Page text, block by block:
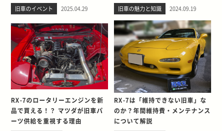
旧車のイベント 2025.04.29 旧車の魅力と知識 2024.09.19
RX-7のロータリーエンジンを新
品で買える！？ マツダが旧車パ
ーツ供給を重視する理由
RX-7は「維持できない旧車」な
のか？年間維持費・メンテナンス
について解説